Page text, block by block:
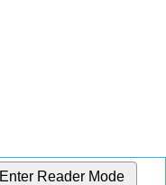
Enter Reader Mode